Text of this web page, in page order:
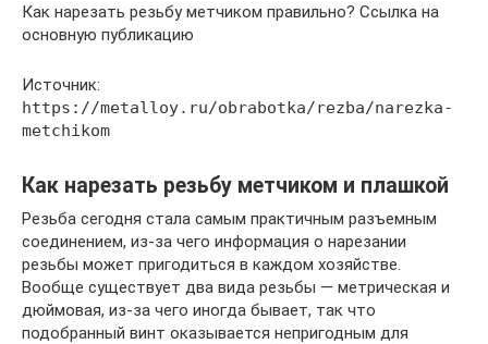
Как нарезать резьбу метчиком правильно? Ссылка на
основную публикацию
Источник:
https://metalloy.ru/obrabotka/rezba/narezka-
metchikom
Как нарезать резьбу метчиком и плашкой
Резьба сегодня стала самым практичным разъемным
соединением, из-за чего информация о нарезании
резьбы может пригодиться в каждом хозяйстве.
Вообще существует два вида резьбы — метрическая и
дюймовая, из-за чего иногда бывает, так что
подобранный винт оказывается непригодным для